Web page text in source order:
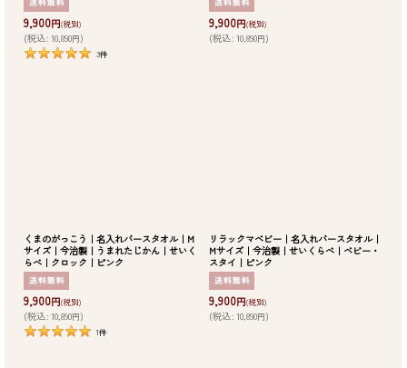
9,900円(税別)
(税込: 10,890円)
3件
9,900円(税別)
(税込: 10,890円)
くまのがっこう｜名入れバースタオル｜M
サイズ｜今治製｜うまれたじかん｜せいく
らべ｜クロック｜ピンク
9,900円(税別)
(税込: 10,890円)
1件
リラックマベビー｜名入れバースタオル｜
Mサイズ｜今治製｜せいくらべ｜ベビー・
スタイ｜ピンク
9,900円(税別)
(税込: 10,890円)